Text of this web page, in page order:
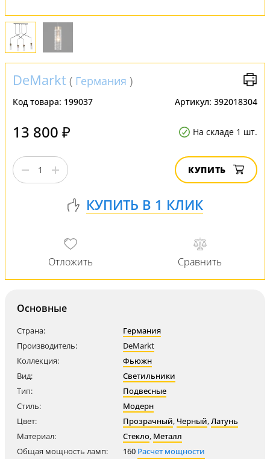
DeMarkt ( Германия )
Код товара: 199037 Артикул: 392018304
13 800 ₽ На складе 1 шт.
КУПИТЬ
Основные
Страна:
Германия
Производитель:
DeMarkt
Коллекция:
Фьюжн
Вид:
Светильники
Тип:
Подвесные
Стиль:
Модерн
Цвет:
Прозрачный, Черный,Латунь
Материал:
Стекло, Металл
Общая мощность ламп:
160 Расчет мощности